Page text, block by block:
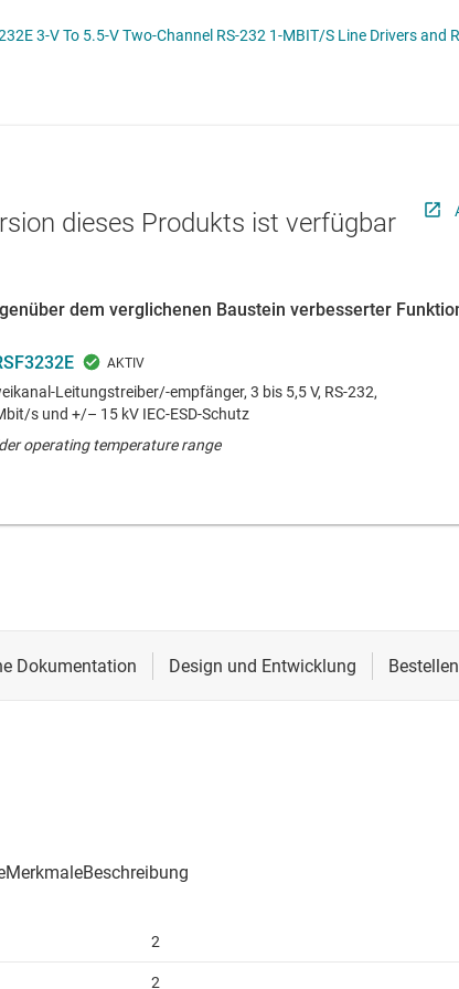
3-V To 5.5-V Two-Channel RS-232 1-MBIT/S Line Drivers and
dieses Produkts ist verfügbar
dem verglichenen Baustein verbesserter
Leitungstreiber/‑empfänger, 3 bis 5,5 V, RS-232,
s und +/– 15 kV IEC-ESD-Schutz
operating temperature range
2
2